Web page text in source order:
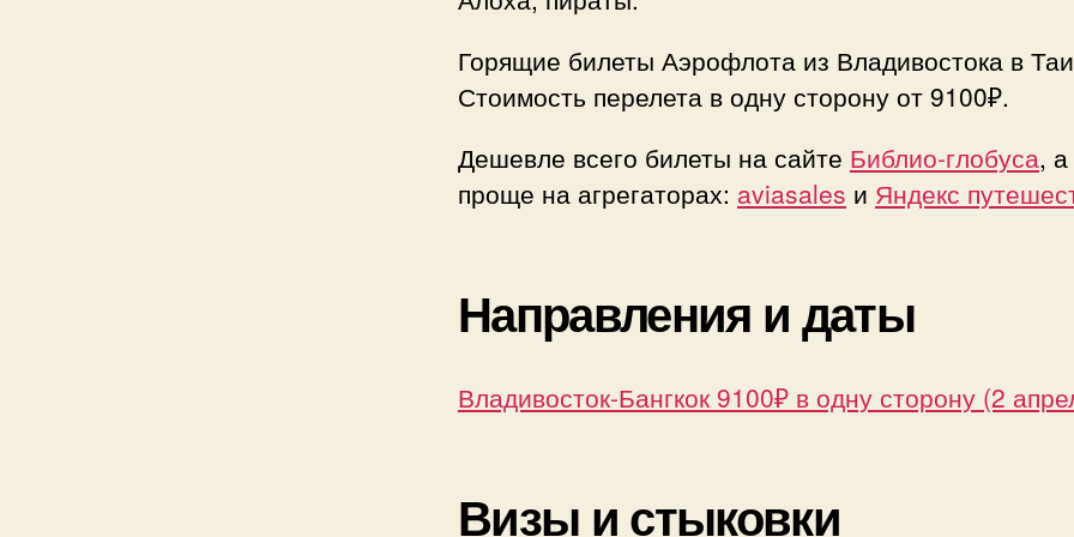
в
одну
Горящие билеты Аэрофлота из Владивостока в
Стоимость перелета в одну сторону от 9100₽.
Дешевле всего билеты на сайте Библио-глобуса, а
проще на агрегаторах: aviasales и Яндекс
Направления и даты
Владивосток-Бангкок 9100₽ в одну сторону (2
Визы и стыковки